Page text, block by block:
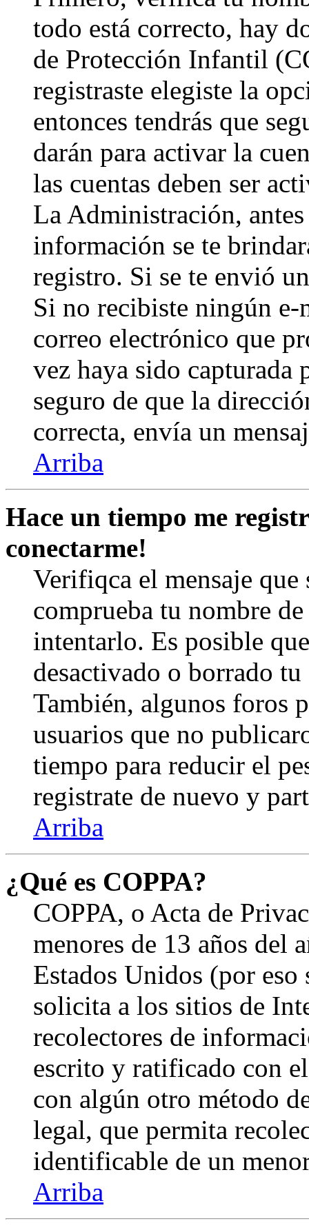
todo está correcto, hay
de Protección Infantil
registraste elegiste la
entonces tendrás que
darán para activar la
las cuentas deben ser
La Administración,
información se te
registro. Si se te envió
Si no recibiste ningún e-
correo electrónico que
vez haya sido capturada
seguro de que la
correcta, envía un
Arriba
Hace un tiempo me
conectarme!
Verifiqca el mensaje
comprueba tu nombre
intentarlo. Es posible
desactivado o borrado
También, algunos foros
usuarios que no
tiempo para reducir el
registrate de nuevo y
Arriba
¿Qué es COPPA?
COPPA, o Acta de
menores de 13 años del
Estados Unidos (por eso
solicita a los sitios de
recolectores de
escrito y ratificado con
con algún otro método
legal, que permita
identificable de un
Arriba